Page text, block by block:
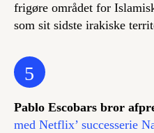
frigøre området for
som sit sidste irakiske
5
Pablo Escobars bror
med Netflix’ successerie